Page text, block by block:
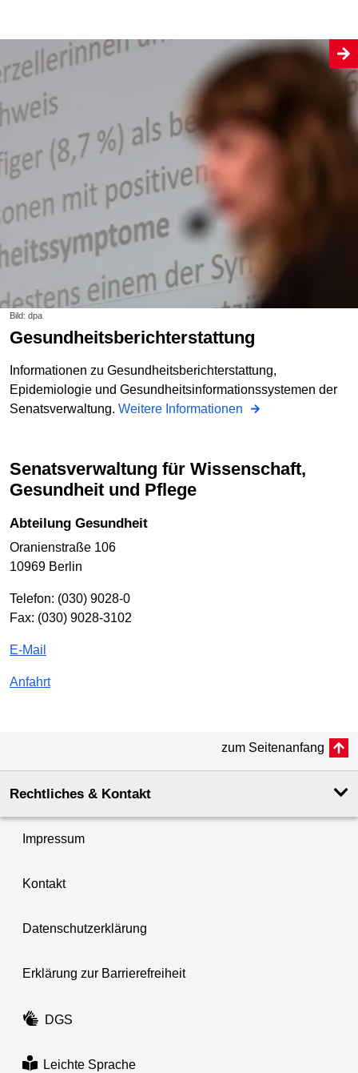
Bild: dpa
Gesundheitsberichterstattung
Informationen zu Gesundheitsberichterstattung,
Epidemiologie und Gesundheitsinformationssystemen der
Senatsverwaltung. Weitere Informationen
Senatsverwaltung für Wissenschaft,
Gesundheit und Pflege
Abteilung Gesundheit
Oranienstraße 106
10969 Berlin
Telefon: (030) 9028-0
Fax: (030) 9028-3102
E-Mail
Anfahrt
zum Seitenanfang
Rechtliches & Kontakt
Impressum
Kontakt
Datenschutzerklärung
Erklärung zur Barrierefreiheit
DGS
Leichte Sprache